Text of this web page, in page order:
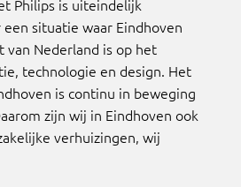
Philips is uiteindelijk
situatie waar Eindhoven
van Nederland is op het
technologie en design. Het
is continu in beweging
zijn wij in Eindhoven ook
verhuizingen, wij